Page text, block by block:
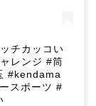
チカッコい
レンジ #筒
#kendama
スポーツ #